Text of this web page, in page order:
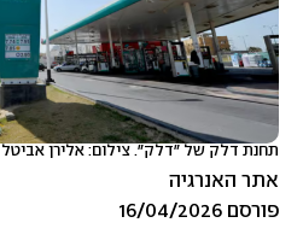
תחנת דלק של "דלק". צילום: אלירן אביטל
אתר האנרגיה
פורסם 16/04/2026